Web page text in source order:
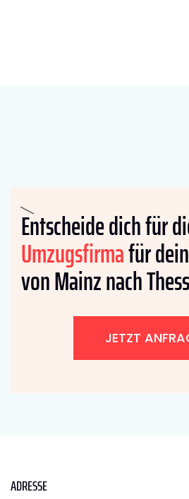
Entscheide dich für
Umzugsfirmafür
von Mainz nach
JETZT
ADRESSE